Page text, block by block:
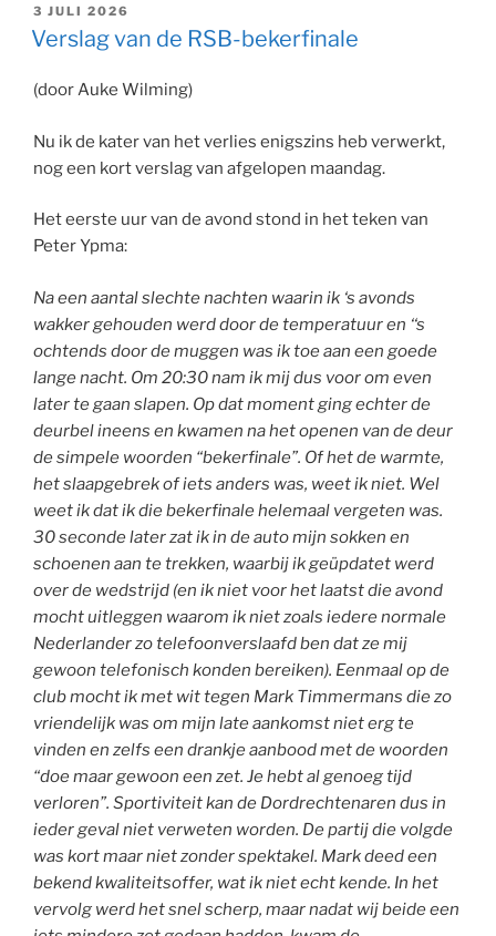
GEPLAATST
OP
3 JULI 2026
Verslag van de RSB-bekerfinale
(door Auke Wilming)
Nu ik de kater van het verlies enigszins heb verwerkt,
nog een kort verslag van afgelopen maandag.
Het eerste uur van de avond stond in het teken van
Peter Ypma:
Na een aantal slechte nachten waarin ik ‘s avonds
wakker gehouden werd door de temperatuur en ‘‘s
ochtends door de muggen was ik toe aan een goede
lange nacht. Om 20:30 nam ik mij dus voor om even
later te gaan slapen. Op dat moment ging echter de
deurbel ineens en kwamen na het openen van de deur
de simpele woorden “bekerfinale”. Of het de warmte,
het slaapgebrek of iets anders was, weet ik niet. Wel
weet ik dat ik die bekerfinale helemaal vergeten was.
30 seconde later zat ik in de auto mijn sokken en
schoenen aan te trekken, waarbij ik geüpdatet werd
over de wedstrijd (en ik niet voor het laatst die avond
mocht uitleggen waarom ik niet zoals iedere normale
Nederlander zo telefoonverslaafd ben dat ze mij
gewoon telefonisch konden bereiken). Eenmaal op de
club mocht ik met wit tegen Mark Timmermans die zo
vriendelijk was om mijn late aankomst niet erg te
vinden en zelfs een drankje aanbood met de woorden
“doe maar gewoon een zet. Je hebt al genoeg tijd
verloren”. Sportiviteit kan de Dordrechtenaren dus in
ieder geval niet verweten worden. De partij die volgde
was kort maar niet zonder spektakel. Mark deed een
bekend kwaliteitsoffer, wat ik niet echt kende. In het
vervolg werd het snel scherp, maar nadat wij beide een